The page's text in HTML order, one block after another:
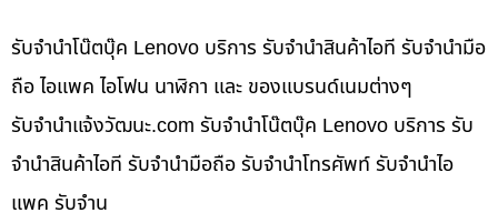
รับจำนำโน๊ตบุ๊ค Lenovo บริการ รับจำนำสินค้าไอที รับจำนำมือ
ถือ ไอแพค ไอโฟน นาฬิกา และ ของแบรนด์เนมต่างๆ
รับจํานําแจ้งวัฒนะ.com รับจำนำโน๊ตบุ๊ค Lenovo บริการ รับ
จำนำสินค้าไอที รับจำนำมือถือ รับจำนำโทรศัพท์ รับจำนำไอ
แพค รับจำน